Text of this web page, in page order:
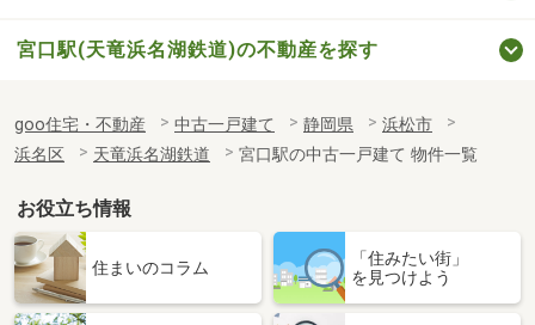
宮口駅(天竜浜名湖鉄道)の不動産を探す
goo住宅・不動産 中古一戸建て 静岡県
浜松市
浜名区
天竜浜名湖鉄道 宮口駅の中古一戸建て 物件一覧
お役立ち情報
住まいのコラム
「住みたい街」
を見つけよう